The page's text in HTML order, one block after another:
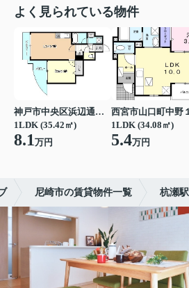
よく見られている物件
神戸市中央区浜辺通３丁目
1LDK (35.42㎡)
8.1万円
1LDK (34.08㎡)
5.4万円
尼崎市の賃貸物件一覧 杭瀬駅